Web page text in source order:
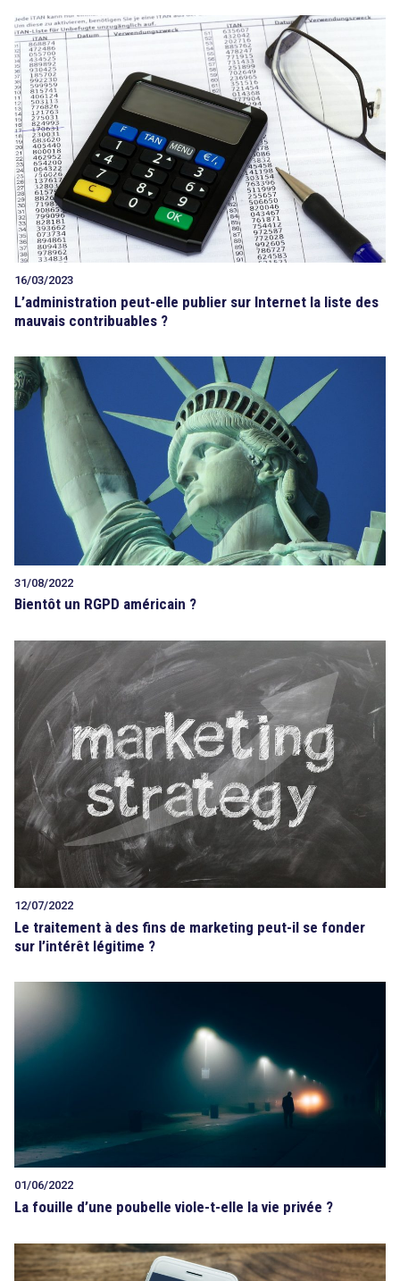
16/03/2023
L’administration peut-elle publier sur Internet la liste des
mauvais contribuables ?
31/08/2022
Bientôt un RGPD américain ?
12/07/2022
Le traitement à des fins de marketing peut-il se fonder
sur l’intérêt légitime ?
01/06/2022
La fouille d’une poubelle viole-t-elle la vie privée ?